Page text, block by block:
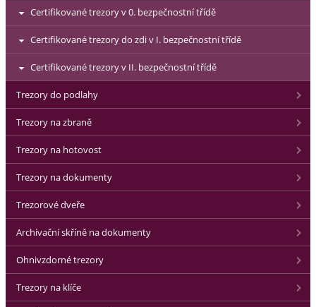
Certifikované trezory v 0. bezpečnostní třídě
Certifikované trezory do zdi v I. bezpečnostní třídě
Certifikované trezory v II. bezpečnostní třídě
Trezory do podlahy
Trezory na zbraně
Trezory na hotovost
Trezory na dokumenty
Trezorové dveře
Archivační skříně na dokumenty
Ohnivzdorné trezory
Trezory na klíče